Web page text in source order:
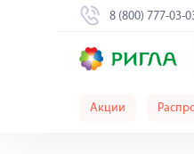
8 (800) 777-03-
Акции